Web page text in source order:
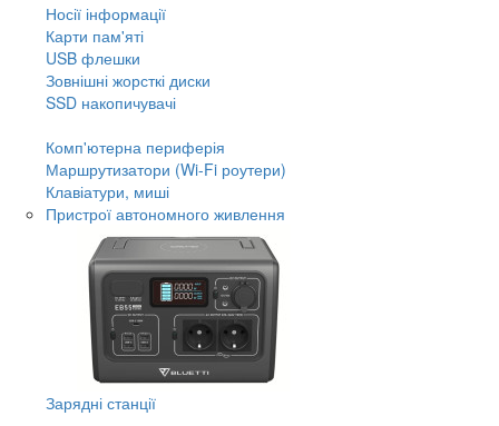
Носії інформації
Карти пам'яті
USB флешки
Зовнішні жорсткі диски
SSD накопичувачі
Комп'ютерна периферія
Маршрутизатори (Wi-Fi роутери)
Клавіатури, миші
Пристрої автономного живлення
Зарядні станції